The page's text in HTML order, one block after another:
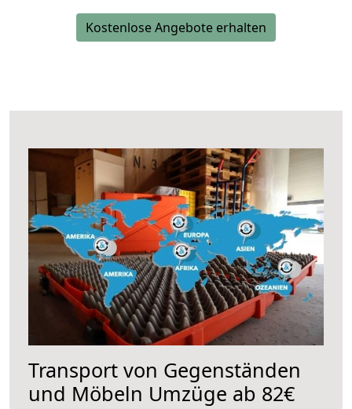
Kostenlose Angebote erhalten
Transport von Gegenständen
und Möbeln Umzüge ab 82€